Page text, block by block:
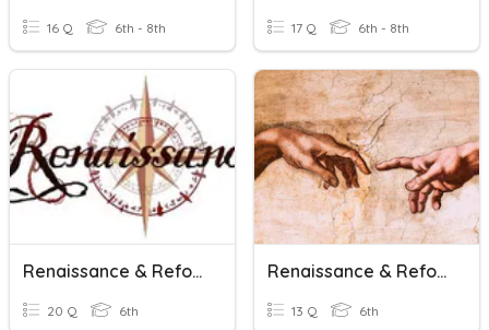
16 Q 6th - 8th 17 Q 6th - 8th
Renaissance & Reformation
20 Q 6th
Renaissance & Reformation
13 Q 6th